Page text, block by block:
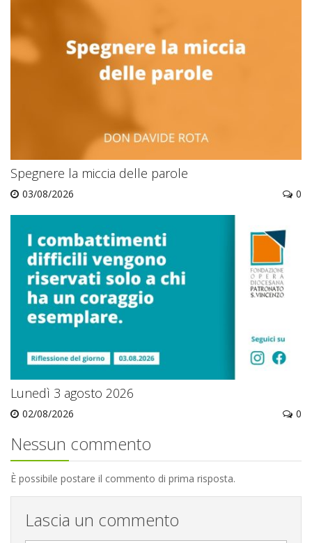
Spegnere la miccia delle parole
03/08/2026 0
Lunedì 3 agosto 2026
02/08/2026 0
Nessun commento
È possibile postare il commento di prima risposta.
Lascia un commento